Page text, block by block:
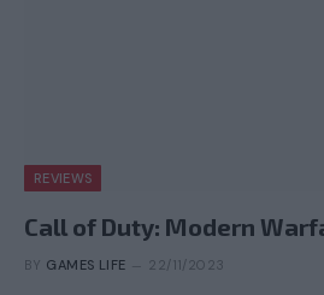
REVIEWS
Call of Duty: Modern
BY GAMES LIFE 22/11/2023